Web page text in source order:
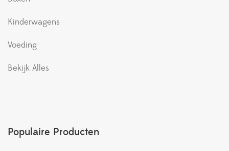
Kinderwagens
Voeding
Bekijk Alles
Populaire Producten